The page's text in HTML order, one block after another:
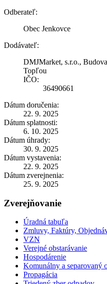
Odberateľ:
Obec Jenkovce
Dodávateľ:
DMJMarket, s.r.o.,
Topľou
IČO:
36490661
Dátum doručenia:
22. 9. 2025
Dátum splatnosti:
6. 10. 2025
Dátum úhrady:
30. 9. 2025
Dátum vystavenia:
22. 9. 2025
Dátum zverejnenia:
25. 9. 2025
Zverejňovanie
Úradná tabuľa
Zmluvy, Faktúry,
VZN
Verejné obstarávanie
Hospodárenie
Komunálny a separovaný
Propagácia